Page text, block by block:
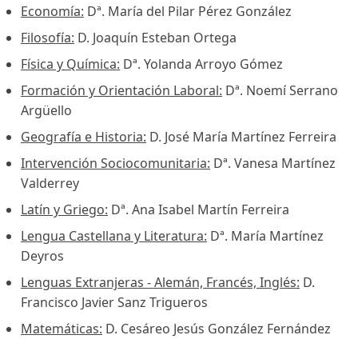
Economía: Dª. María del Pilar Pérez González
Filosofía: D. Joaquín Esteban Ortega
Física y Química: Dª. Yolanda Arroyo Gómez
Formación y Orientación Laboral: Dª. Noemí Serrano
Argüello
Geografía e Historia: D. José María Martínez Ferreira
Intervención Sociocomunitaria: Dª. Vanesa Martínez
Valderrey
Latín y Griego: Dª. Ana Isabel Martín Ferreira
Lengua Castellana y Literatura: Dª. María Martínez
Deyros
Lenguas Extranjeras - Alemán, Francés, Inglés: D.
Francisco Javier Sanz Trigueros
Matemáticas: D. Cesáreo Jesús González Fernández